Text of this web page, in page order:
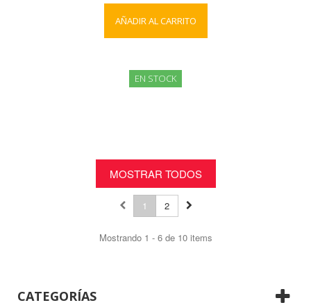
AÑADIR AL CARRITO
EN STOCK
MOSTRAR TODOS
1 2
Mostrando 1 - 6 de 10 items
CATEGORÍAS